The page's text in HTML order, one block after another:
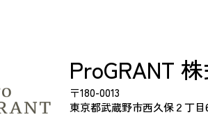
ProGRANT
〒180-0013
東京都武蔵野市西久保２丁